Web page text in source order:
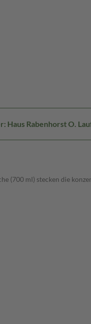
Haus Rabenhorst O.
(700 ml) stecken die